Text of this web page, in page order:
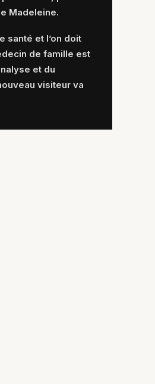
Madeleine.
santé et l’on doit
de famille est
et du
visiteur va